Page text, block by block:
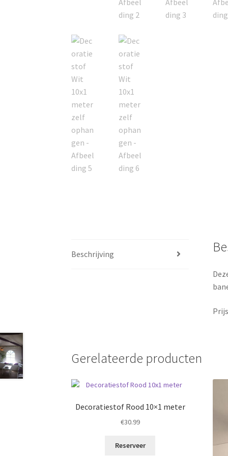
Beschrijving
Gerelateerde producten
Decoratiestof Rood 10×1 meter
€30.99
Reserveer